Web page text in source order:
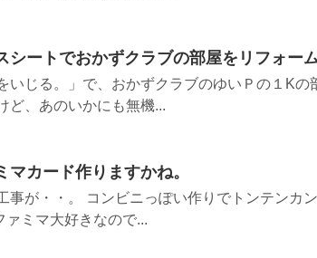
シートでおかずクラブの部屋をリフォー
いじる。」で、おかずクラブのゆいＰの１Kの
ど、あのいかにも無機...
カード作りますかね。
事が・・。 コンビニっぽい作りでトンテンカ
ァミマ大好きなので...